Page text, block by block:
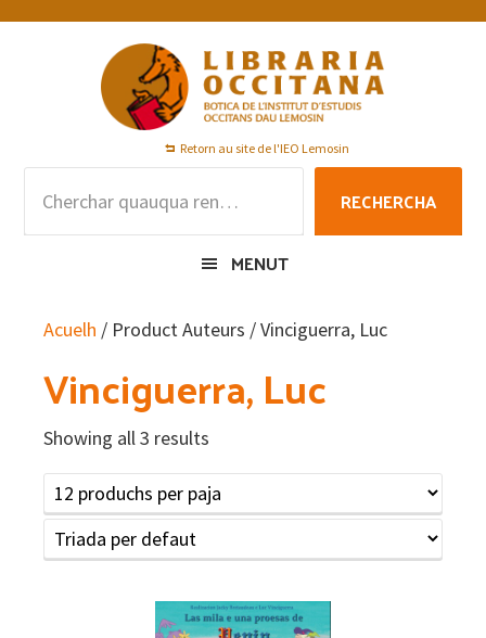
Skip
Skip
Skip
Retorn au site de l'IEO Lemosin
RECHERCHA
MENUT
Acuelh / Product Auteurs / Vinciguerra, Luc
Vinciguerra, Luc
Showing all 3 results